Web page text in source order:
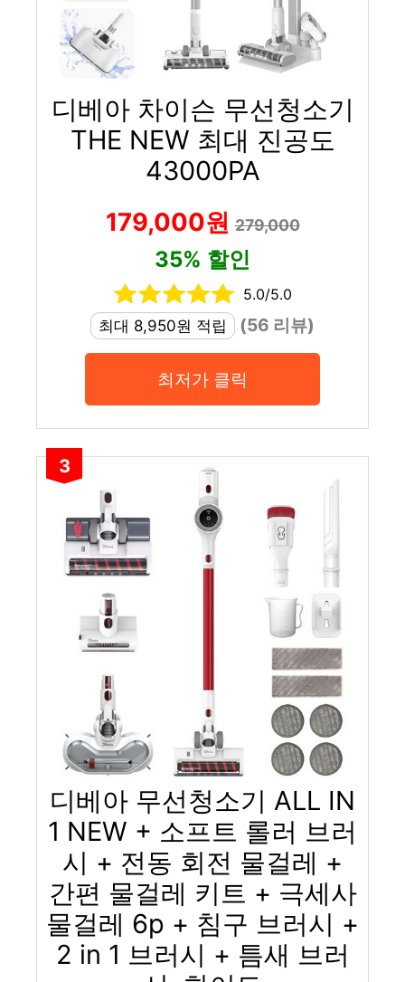
디베아 차이슨 무선청소기
THE NEW 최대 진공도
43000PA
179,000원279,000
35% 할인
5.0/5.0
최대 8,950원 적립
(56 리뷰)
최저가 클릭
3
디베아 무선청소기 ALL IN
1 NEW + 소프트 롤러 브러
시 + 전동 회전 물걸레 +
간편 물걸레 키트 + 극세사
물걸레 6p + 침구 브러시 +
2 in 1 브러시 + 틈새 브러